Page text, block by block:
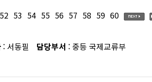
52 53 54 55 56 57 58 59 60
: 서동필 담당부서 : 중등 국제교류부